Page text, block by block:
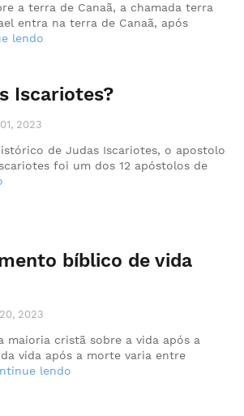
a terra de Canaã, a chamada terra
entra na terra de Canaã, após
lendo
Iscariotes?
2023
de Judas Iscariotes, o apostolo
foi um dos 12 apóstolos de
bíblico de vida
2023
maioria cristã sobre a vida após a
vida após a morte varia entre
lendo